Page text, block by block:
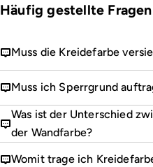
Häufig gestellte
Muss die Kreidefarbe
Muss ich Sperrgrund
Was ist der Unterschied
der Wandfarbe?
Womit trage ich